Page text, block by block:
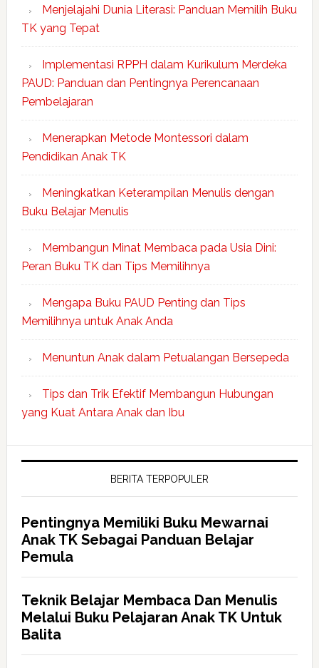
Menjelajahi Dunia Literasi: Panduan Memilih Buku
TK yang Tepat
Implementasi RPPH dalam Kurikulum Merdeka
PAUD: Panduan dan Pentingnya Perencanaan
Pembelajaran
Menerapkan Metode Montessori dalam
Pendidikan Anak TK
Meningkatkan Keterampilan Menulis dengan
Buku Belajar Menulis
Membangun Minat Membaca pada Usia Dini:
Peran Buku TK dan Tips Memilihnya
Mengapa Buku PAUD Penting dan Tips
Memilihnya untuk Anak Anda
Menuntun Anak dalam Petualangan Bersepeda
Tips dan Trik Efektif Membangun Hubungan
yang Kuat Antara Anak dan Ibu
BERITA TERPOPULER
Pentingnya Memiliki Buku Mewarnai
Anak TK Sebagai Panduan Belajar
Pemula
Teknik Belajar Membaca Dan Menulis
Melalui Buku Pelajaran Anak TK Untuk
Balita